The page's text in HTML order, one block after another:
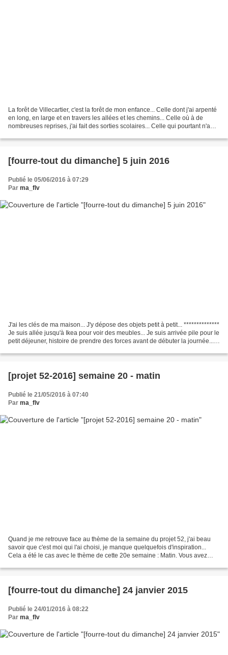
La forêt de Villecartier, c'est la forêt de mon enfance... Celle dont j'ai arpenté
en long, en large et en travers les allées et les chemins... Celle où à de
nombreuses reprises, j'ai fait des sorties scolaires... Celle qui pourtant n'a
[fourre-tout du dimanche] 5 juin 2016
Publié le 05/06/2016 à 07:29
Par ma_flv
J'ai les clés de ma maison... J'y dépose des objets petit à petit... **************
Je suis allée jusqu'à Ikea pour voir des meubles... Je suis arrivée pile pour le
petit déjeuner, histoire de prendre des forces avant de débuter la journée...
[projet 52-2016] semaine 20 - matin
Publié le 21/05/2016 à 07:40
Par ma_flv
Quand je me retrouve face au thème de la semaine du projet 52, j'ai beau
savoir que c'est moi qui l'ai choisi, je manque quelquefois d'inspiration...
Cela a été le cas avec le thème de cette 20e semaine : Matin. Vous avez
[fourre-tout du dimanche] 24 janvier 2015
Publié le 24/01/2016 à 08:22
Par ma_flv